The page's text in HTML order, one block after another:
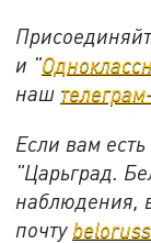
и "
наш
Если вам
"Царьград.
наблюдения,
почту